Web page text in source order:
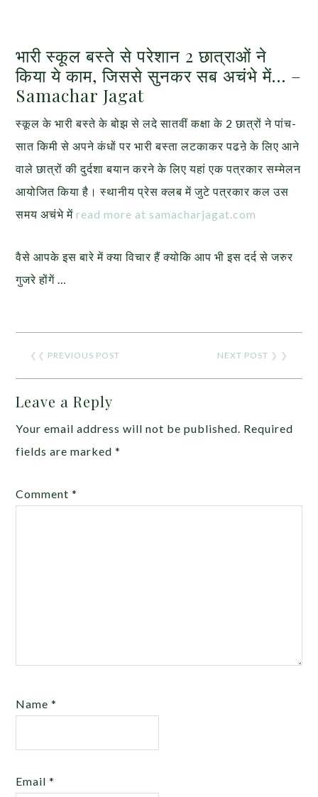
भारी स्कूल बस्ते से परेशान 2 छात्राओं ने
किया ये काम, जिससे सुनकर सब अचंभे में… –
Samachar Jagat
स्कूल के भारी बस्ते के बोझ से लदे सातवीं कक्षा के 2 छात्रों ने पांच-
सात किमी से अपने कंधों पर भारी बस्ता लटकाकर पढऩे के लिए आने
वाले छात्रों की दुर्दशा बयान करने के लिए यहां एक पत्रकार सम्मेलन
आयोजित किया है। स्थानीय प्रेस क्लब में जुटे पत्रकार कल उस
समय अचंभे मेंread more at samacharjagat.com
वैसे आपके इस बारे में क्या विचार हैं क्योकि आप भी इस दर्द से जरुर
गुजरे होंगें …
❮❮ PREVIOUS POST NEXT POST ❯ ❯
Leave a Reply
Your email address will not be published. Required
fields are marked*
Comment*
Name*
Email*